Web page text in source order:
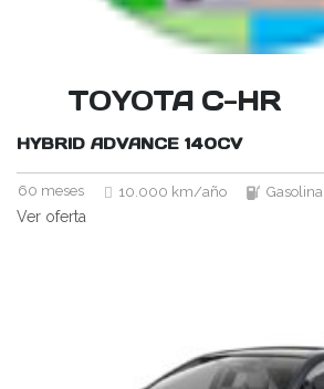
TOYOTA C-HR
HYBRID ADVANCE 140CV
60 meses 10.000 km/año Gasolina
Ver oferta